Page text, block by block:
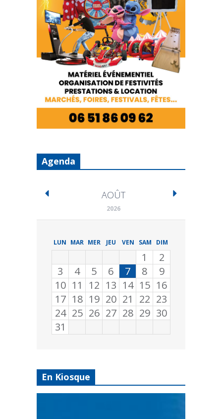
Agenda
AOÛT
2026
LUN MAR MER JEU VEN SAM DIM
1
2
3
4 5 6 7 8
9
10 11 12 13 14 15 16
17 18 19 20 21 22 23
24 25 26 27 28 29 30
31
En Kiosque